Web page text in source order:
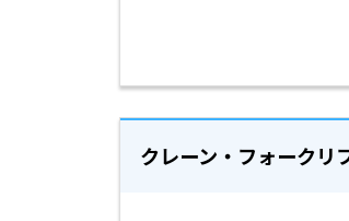
クレーン・フォークリ